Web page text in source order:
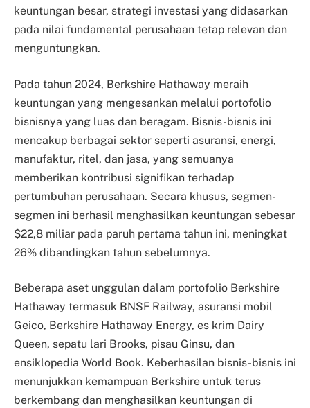
keuntungan besar, strategi investasi yang didasarkan
pada nilai fundamental perusahaan tetap relevan dan
menguntungkan.
Pada tahun 2024, Berkshire Hathaway meraih
keuntungan yang mengesankan melalui portofolio
bisnisnya yang luas dan beragam. Bisnis-bisnis ini
mencakup berbagai sektor seperti asuransi, energi,
manufaktur, ritel, dan jasa, yang semuanya
memberikan kontribusi signifikan terhadap
pertumbuhan perusahaan. Secara khusus, segmen-
segmen ini berhasil menghasilkan keuntungan sebesar
$22,8 miliar pada paruh pertama tahun ini, meningkat
26% dibandingkan tahun sebelumnya.
Beberapa aset unggulan dalam portofolio Berkshire
Hathaway termasuk BNSF Railway, asuransi mobil
Geico, Berkshire Hathaway Energy, es krim Dairy
Queen, sepatu lari Brooks, pisau Ginsu, dan
ensiklopedia World Book. Keberhasilan bisnis-bisnis ini
menunjukkan kemampuan Berkshire untuk terus
berkembang dan menghasilkan keuntungan di